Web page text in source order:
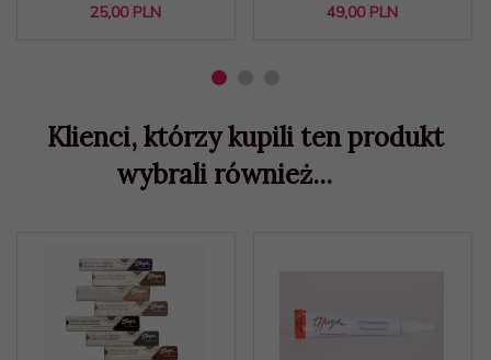
25,00 PLN 49,00 PLN
Klienci, którzy kupili ten produkt
wybrali również...